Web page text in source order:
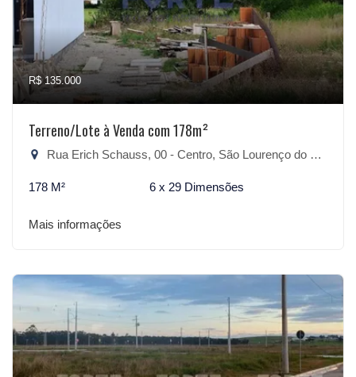
R$ 135.000
Terreno/Lote à Venda com 178m²
Rua Erich Schauss, 00 - Centro, São Lourenço do Sul-RS
178 M² 6 x 29 Dimensões
Mais informações